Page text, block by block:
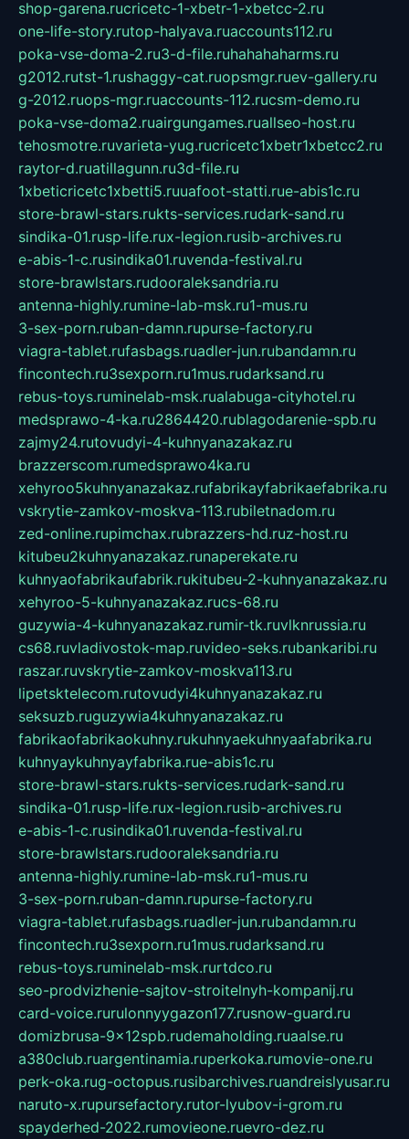
shop-garena.rucricetc-1-xbetr-1-xbetcc-2.ru
one-life-story.rutop-halyava.ruaccounts112.ru
poka-vse-doma-2.ru3-d-file.ruhahahaharms.ru
g2012.rutst-1.rushaggy-cat.ruopsmgr.ruev-gallery.ru
g-2012.ruops-mgr.ruaccounts-112.rucsm-demo.ru
poka-vse-doma2.ruairgungames.ruallseo-host.ru
tehosmotre.ruvarieta-yug.rucricetc1xbetr1xbetcc2.ru
raytor-d.ruatillagunn.ru3d-file.ru
1xbeticricetc1xbetti5.ruuafoot-statti.rue-abis1c.ru
store-brawl-stars.rukts-services.rudark-sand.ru
sindika-01.rusp-life.rux-legion.rusib-archives.ru
e-abis-1-c.rusindika01.ruvenda-festival.ru
store-brawlstars.rudooraleksandria.ru
antenna-highly.rumine-lab-msk.ru1-mus.ru
3-sex-porn.ruban-damn.rupurse-factory.ru
viagra-tablet.rufasbags.ruadler-jun.rubandamn.ru
fincontech.ru3sexporn.ru1mus.rudarksand.ru
rebus-toys.ruminelab-msk.rualabuga-cityhotel.ru
medsprawo-4-ka.ru2864420.rublagodarenie-spb.ru
zajmy24.rutovudyi-4-kuhnyanazakaz.ru
brazzerscom.rumedsprawo4ka.ru
xehyroo5kuhnyanazakaz.rufabrikayfabrikaefabrika.ru
vskrytie-zamkov-moskva-113.rubiletnadom.ru
zed-online.rupimchax.rubrazzers-hd.ruz-host.ru
kitubeu2kuhnyanazakaz.runaperekate.ru
kuhnyaofabrikaufabrik.rukitubeu-2-kuhnyanazakaz.ru
xehyroo-5-kuhnyanazakaz.rucs-68.ru
guzywia-4-kuhnyanazakaz.rumir-tk.ruvlknrussia.ru
cs68.ruvladivostok-map.ruvideo-seks.rubankaribi.ru
raszar.ruvskrytie-zamkov-moskva113.ru
lipetsktelecom.rutovudyi4kuhnyanazakaz.ru
seksuzb.ruguzywia4kuhnyanazakaz.ru
fabrikaofabrikaokuhny.rukuhnyaekuhnyaafabrika.ru
kuhnyaykuhnyayfabrika.rue-abis1c.ru
store-brawl-stars.rukts-services.rudark-sand.ru
sindika-01.rusp-life.rux-legion.rusib-archives.ru
e-abis-1-c.rusindika01.ruvenda-festival.ru
store-brawlstars.rudooraleksandria.ru
antenna-highly.rumine-lab-msk.ru1-mus.ru
3-sex-porn.ruban-damn.rupurse-factory.ru
viagra-tablet.rufasbags.ruadler-jun.rubandamn.ru
fincontech.ru3sexporn.ru1mus.rudarksand.ru
rebus-toys.ruminelab-msk.rurtdco.ru
seo-prodvizhenie-sajtov-stroitelnyh-kompanij.ru
card-voice.rurulonnyygazon177.rusnow-guard.ru
domizbrusa-9x12spb.rudemaholding.ruaalse.ru
a380club.ruargentinamia.ruperkoka.rumovie-one.ru
perk-oka.rug-octopus.rusibarchives.ruandreislyusar.ru
naruto-x.rupursefactory.rutor-lyubov-i-grom.ru
spayderhed-2022.rumovieone.ruevro-dez.ru